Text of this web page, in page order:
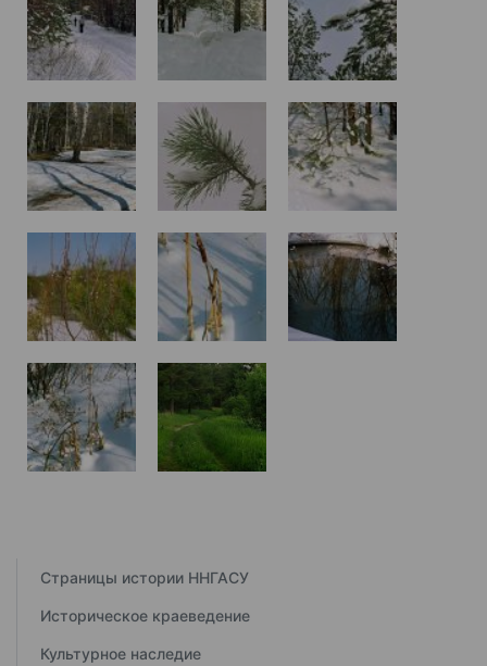
Страницы истории ННГАСУ
Историческое краеведение
Культурное наследие